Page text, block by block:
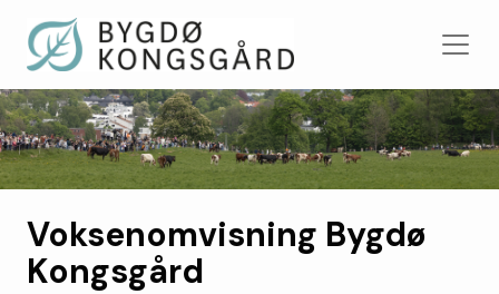
Voksenomvisning Bygdø
Kongsgård